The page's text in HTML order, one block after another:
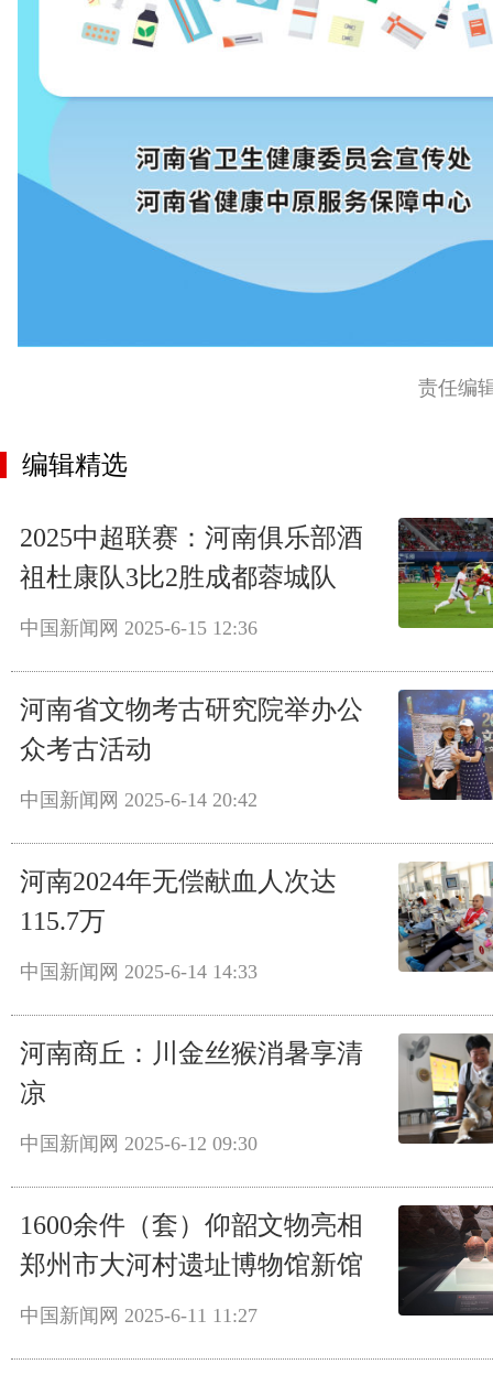
责任编
编辑精选
2025中超联赛：河南俱乐部酒
祖杜康队3比2胜成都蓉城队
中国新闻网 2025-6-15 12:36
河南省文物考古研究院举办公
众考古活动
中国新闻网 2025-6-14 20:42
河南2024年无偿献血人次达
115.7万
中国新闻网 2025-6-14 14:33
河南商丘：川金丝猴消暑享清
凉
中国新闻网 2025-6-12 09:30
1600余件（套）仰韶文物亮相
郑州市大河村遗址博物馆新馆
中国新闻网 2025-6-11 11:27